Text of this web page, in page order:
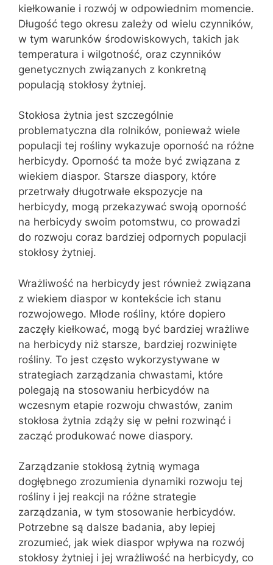
kiełkowanie i rozwój w odpowiednim momencie.
Długość tego okresu zależy od wielu czynników,
w tym warunków środowiskowych, takich jak
temperatura i wilgotność, oraz czynników
genetycznych związanych z konkretną
populacją stokłosy żytniej.
Stokłosa żytnia jest szczególnie
problematyczna dla rolników, ponieważ wiele
populacji tej rośliny wykazuje oporność na różne
herbicydy. Oporność ta może być związana z
wiekiem diaspor. Starsze diaspory, które
przetrwały długotrwałe ekspozycje na
herbicydy, mogą przekazywać swoją oporność
na herbicydy swoim potomstwu, co prowadzi
do rozwoju coraz bardziej odpornych populacji
stokłosy żytniej.
Wrażliwość na herbicydy jest również związana
z wiekiem diaspor w kontekście ich stanu
rozwojowego. Młode rośliny, które dopiero
zaczęły kiełkować, mogą być bardziej wrażliwe
na herbicydy niż starsze, bardziej rozwinięte
rośliny. To jest często wykorzystywane w
strategiach zarządzania chwastami, które
polegają na stosowaniu herbicydów na
wczesnym etapie rozwoju chwastów, zanim
stokłosa żytnia zdąży się w pełni rozwinąć i
zacząć produkować nowe diaspory.
Zarządzanie stokłosą żytnią wymaga
dogłębnego zrozumienia dynamiki rozwoju tej
rośliny i jej reakcji na różne strategie
zarządzania, w tym stosowanie herbicydów.
Potrzebne są dalsze badania, aby lepiej
zrozumieć, jak wiek diaspor wpływa na rozwój
stokłosy żytniej i jej wrażliwość na herbicydy, co